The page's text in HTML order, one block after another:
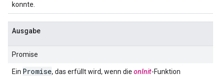
konnte.
Ausgabe
Promise
Ein Promise, das erfüllt wird, wenn die onInit-Funktion